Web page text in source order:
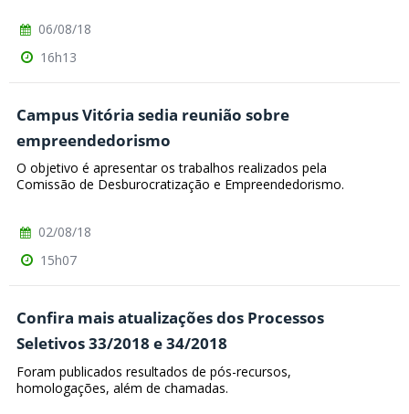
06/08/18
16h13
Campus Vitória sedia reunião sobre
empreendedorismo
O objetivo é apresentar os trabalhos realizados pela
Comissão de Desburocratização e Empreendedorismo.
02/08/18
15h07
Confira mais atualizações dos Processos
Seletivos 33/2018 e 34/2018
Foram publicados resultados de pós-recursos,
homologações, além de chamadas.